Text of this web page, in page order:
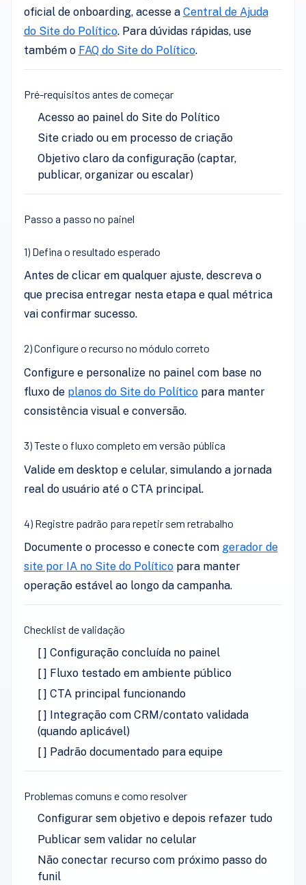
oficial de onboarding, acesse a Central de Ajuda
do Site do Político. Para dúvidas rápidas, use
também o FAQ do Site do Político.
Pré-requisitos antes de começar
Acesso ao painel do Site do Político
Site criado ou em processo de criação
Objetivo claro da configuração (captar,
publicar, organizar ou escalar)
Passo a passo no painel
1) Defina o resultado esperado
Antes de clicar em qualquer ajuste, descreva o
que precisa entregar nesta etapa e qual métrica
vai confirmar sucesso.
2) Configure o recurso no módulo correto
Configure e personalize no painel com base no
fluxo de planos do Site do Políticopara manter
consistência visual e conversão.
3) Teste o fluxo completo em versão pública
Valide em desktop e celular, simulando a jornada
real do usuário até o CTA principal.
4) Registre padrão para repetir sem retrabalho
Documente o processo e conecte com gerador de
site por IA no Site do Políticopara manter
operação estável ao longo da campanha.
Checklist de validação
[ ] Configuração concluída no painel
[ ] Fluxo testado em ambiente público
[ ] CTA principal funcionando
[ ] Integração com CRM/contato validada
(quando aplicável)
[ ] Padrão documentado para equipe
Problemas comuns e como resolver
Configurar sem objetivo e depois refazer tudo
Publicar sem validar no celular
Não conectar recurso com próximo passo do
funil